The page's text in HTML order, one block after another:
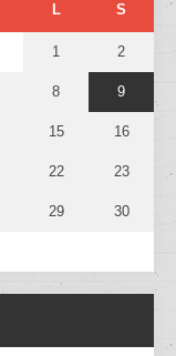
L S
1 2
8 9
15 16
22 23
29 30